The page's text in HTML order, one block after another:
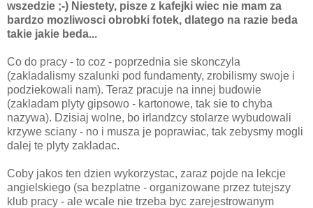
wszedzie ;-) Niestety, pisze z kafejki wiec nie mam za
bardzo mozliwosci obrobki fotek, dlatego na razie beda
takie jakie beda...
Co do pracy - to coz - poprzednia sie skonczyla
(zakladalismy szalunki pod fundamenty, zrobilismy swoje i
podziekowali nam). Teraz pracuje na innej budowie
(zakladam plyty gipsowo - kartonowe, tak sie to chyba
nazywa). Dzisiaj wolne, bo irlandzcy stolarze wybudowali
krzywe sciany - no i musza je poprawiac, tak zebysmy mogli
dalej te plyty zakladac.
Coby jakos ten dzien wykorzystac, zaraz pojde na lekcje
angielskiego (sa bezplatne - organizowane przez tutejszy
klub pracy - ale wcale nie trzeba byc zarejestrowanym